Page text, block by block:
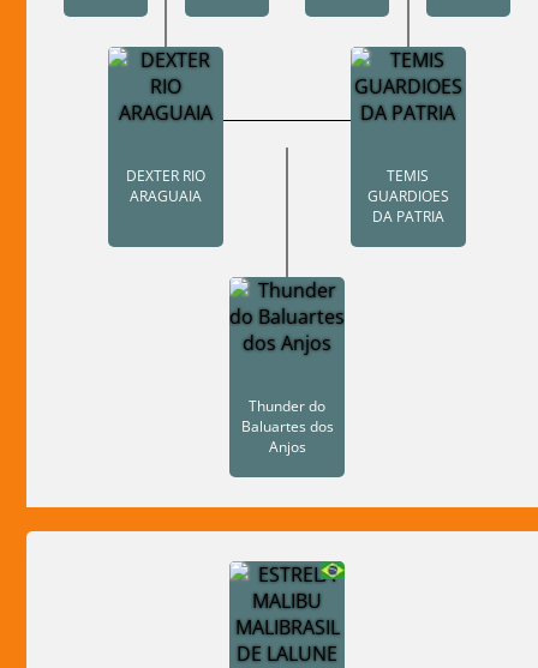
Thunder do
Baluartes dos
Anjos
DEXTER RIO
ARAGUAIA
TEMIS
GUARDIOES
DA PATRIA